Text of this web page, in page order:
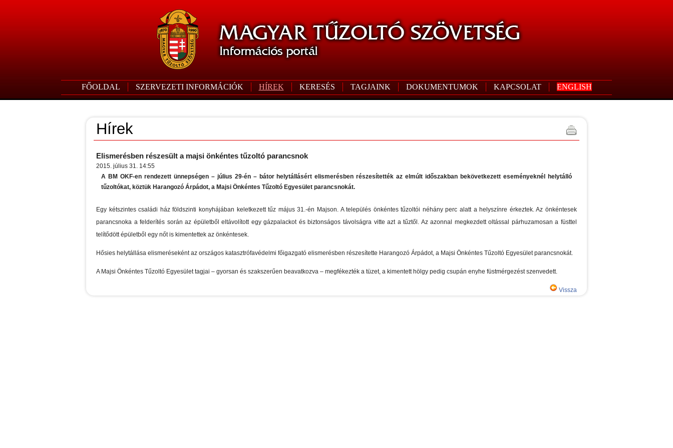
FŐOLDAL SZERVEZETI INFORMÁCIÓK HÍREK KERESÉS TAGJAINK DOKUMENTUMOK KAPCSOLAT ENGLISH
Hírek
Elismerésben részesült a majsi önkéntes tűzoltó parancsnok
2015. július 31. 14:55
A BM OKF-en rendezett ünnepségen – július 29-én – bátor helytállásért elismerésben részesítették az elmúlt időszakban bekövetkezett eseményeknél helytálló
tűzoltókat, köztük Harangozó Árpádot, a Majsi Önkéntes Tűzoltó Egyesület parancsnokát.
Egy kétszintes családi ház földszinti konyhájában keletkezett tűz május 31.-én Majson. A település önkéntes tűzoltói néhány perc alatt a helyszínre érkeztek. Az önkéntesek
parancsnoka a felderítés során az épületből eltávolított egy gázpalackot és biztonságos távolságra vitte azt a tűztől. Az azonnal megkezdett oltással párhuzamosan a füsttel
telítődött épületből egy nőt is kimentettek az önkéntesek.
Hősies helytállása elismeréseként az országos katasztrófavédelmi főigazgató elismerésben részesítette Harangozó Árpádot, a Majsi Önkéntes Tűzoltó Egyesület parancsnokát.
A Majsi Önkéntes Tűzoltó Egyesület tagjai – gyorsan és szakszerűen beavatkozva – megfékezték a tüzet, a kimentett hölgy pedig csupán enyhe füstmérgezést szenvedett.
Vissza